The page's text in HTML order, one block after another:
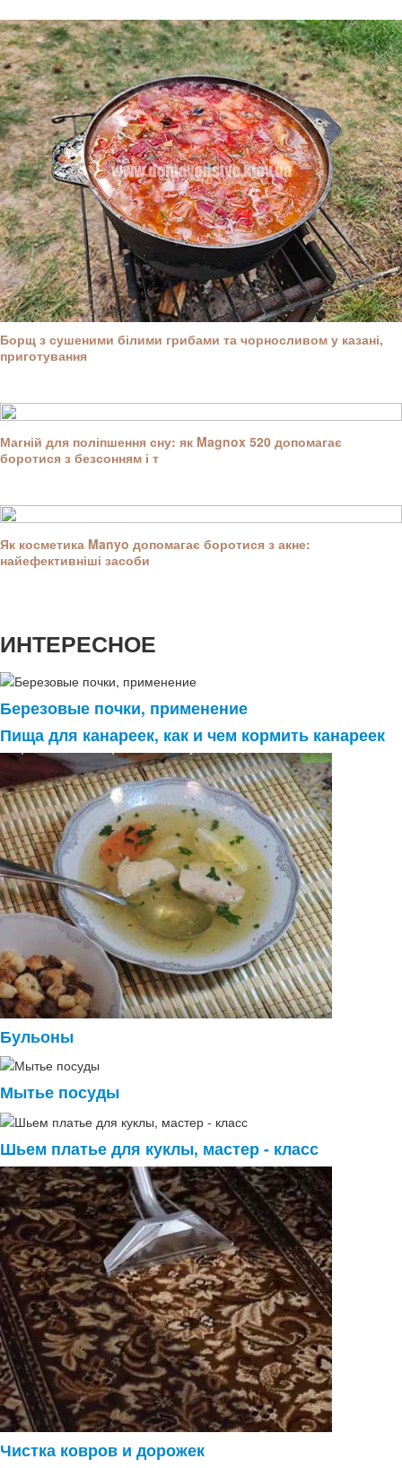
Борщ з сушеними білими грибами та чорносливом у казані,
приготування
Магній для поліпшення сну: як Magnox 520 допомагає
боротися з безсонням і т
Як косметика Manyo допомагає боротися з акне:
найефективніші засоби
ИНТЕРЕСНОЕ
Березовые почки, применение
Пища для канареек, как и чем кормить канареек
Бульоны
Мытье посуды
Шьем платье для куклы, мастер - класс
Чистка ковров и дорожек